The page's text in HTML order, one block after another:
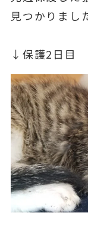
見つかりまし
↓保護2日目